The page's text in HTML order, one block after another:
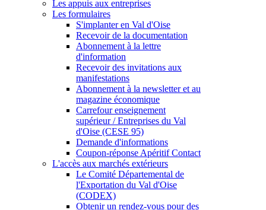
Les appuis aux entreprises
Les formulaires
S'implanter en Val d'Oise
Recevoir de la documentation
Abonnement à la lettre
d'information
Recevoir des invitations aux
manifestations
Abonnement à la newsletter et au
magazine économique
Carrefour enseignement
supérieur / Entreprises du Val
d'Oise (CESE 95)
Demande d'informations
Coupon-réponse Apéritif Contact
L'accès aux marchés extérieurs
Le Comité Départemental de
l'Exportation du Val d'Oise
(CODEX)
Obtenir un rendez-vous pour des